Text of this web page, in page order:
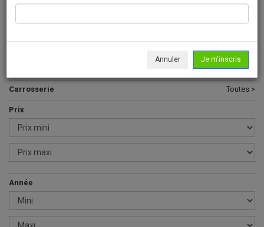
> Rechercher un véhicule
Tous >
Carrosserie Toutes >
Prix
Année
Annuler Je m'inscris